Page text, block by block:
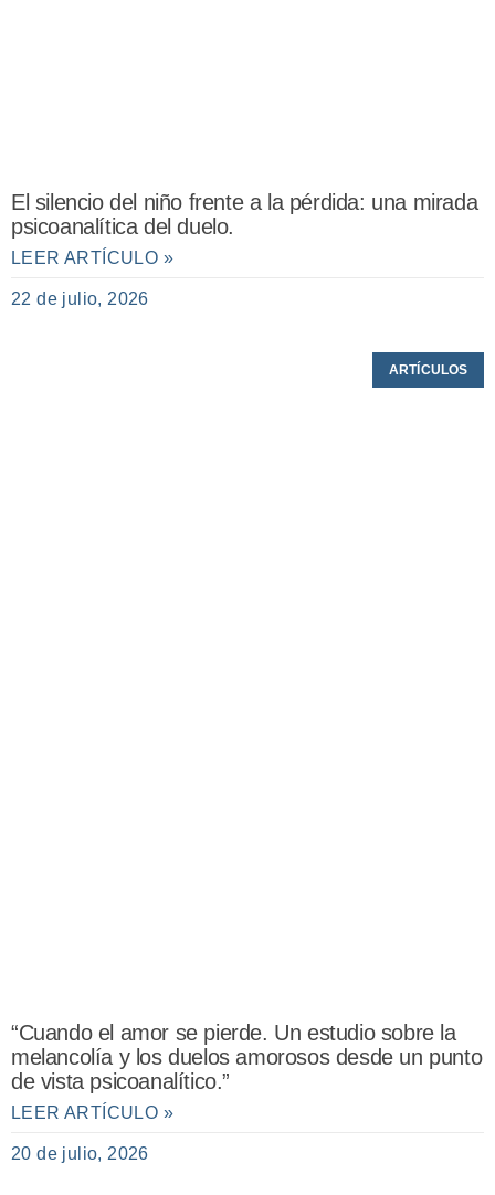
El silencio del niño frente a la pérdida: una mirada
psicoanalítica del duelo.
LEER ARTÍCULO »
22 de julio, 2026
ARTÍCULOS
“Cuando el amor se pierde. Un estudio sobre la
melancolía y los duelos amorosos desde un punto
de vista psicoanalítico.”
LEER ARTÍCULO »
20 de julio, 2026